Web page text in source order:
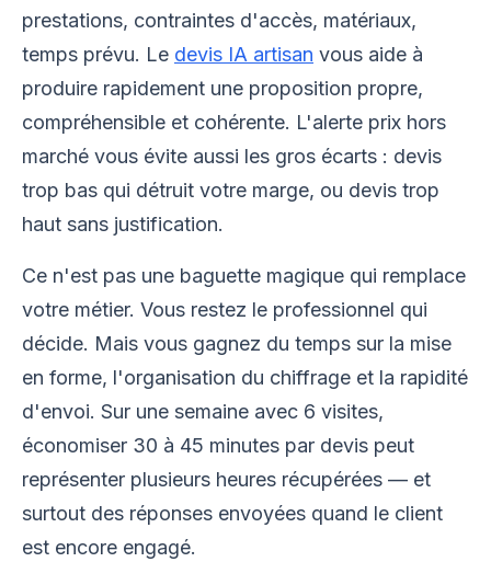
prestations, contraintes d'accès, matériaux,
temps prévu. Le devis IA artisan vous aide à
produire rapidement une proposition propre,
compréhensible et cohérente. L'alerte prix hors
marché vous évite aussi les gros écarts : devis
trop bas qui détruit votre marge, ou devis trop
haut sans justification.
Ce n'est pas une baguette magique qui remplace
votre métier. Vous restez le professionnel qui
décide. Mais vous gagnez du temps sur la mise
en forme, l'organisation du chiffrage et la rapidité
d'envoi. Sur une semaine avec 6 visites,
économiser 30 à 45 minutes par devis peut
représenter plusieurs heures récupérées — et
surtout des réponses envoyées quand le client
est encore engagé.